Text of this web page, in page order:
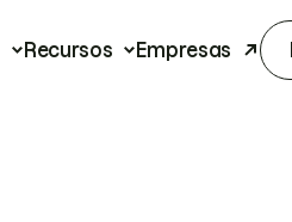
Recursos Empresas